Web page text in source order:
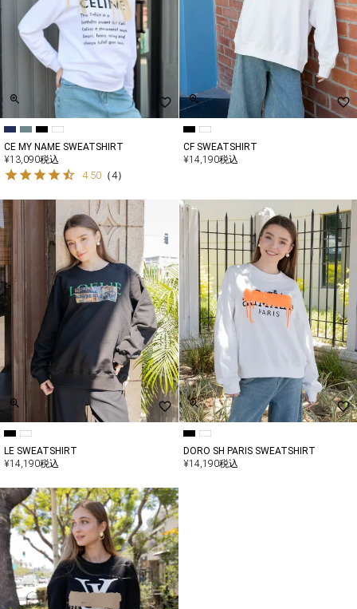
CE MY NAME SWEATSHIRT
¥13,090税込
4.50 （4）
CF SWEATSHIRT
¥14,190税込
LE SWEATSHIRT
¥14,190税込
DORO SH PARIS SWEATSHIRT
¥14,190税込